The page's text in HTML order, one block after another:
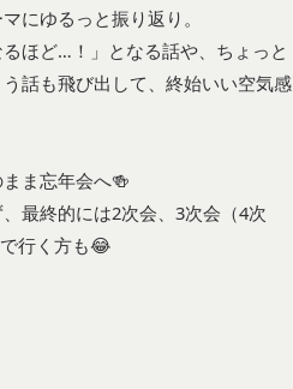
にゆるっと振り返り。
ほど…！」となる話や、ちょっと
話も飛び出して、終始いい空気感
ま忘年会へ🍻
最終的には2次会、3次会（4次
行く方も😂